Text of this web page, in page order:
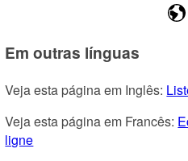
Em outras línguas
Veja esta página em Inglês:
Veja esta página em Francês:
ligne